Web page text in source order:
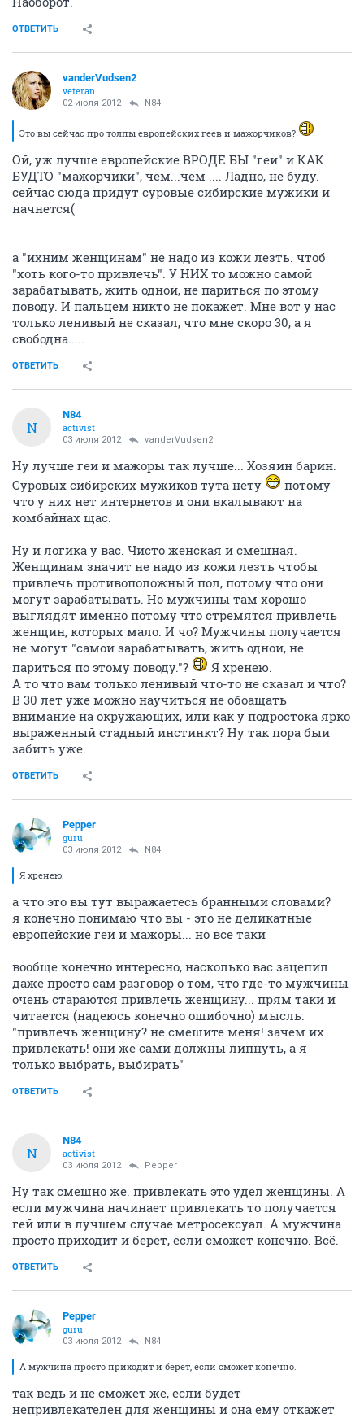
ОТВЕТИТЬ
vanderVudsen2
veteran
02 июля 2012 N84
Это вы сейчас про толпы европейских геев и мажорчиков?
Ой, уж лучше европейские ВРОДЕ БЫ "геи" и КАК
БУДТО "мажорчики", чем...чем .... Ладно, не буду.
сейчас сюда придут суровые сибирские мужики и
начнется(
а "ихним женщинам" не надо из кожи лезть. чтоб
"хоть кого-то привлечь". У НИХ то можно самой
зарабатывать, жить одной, не париться по этому
поводу. И пальцем никто не покажет. Мне вот у нас
только ленивый не сказал, что мне скоро 30, а я
свободна.....
ОТВЕТИТЬ
N
N84
activist
03 июля 2012 vanderVudsen2
Ну лучше геи и мажоры так лучше... Хозяин барин.
Суровых сибирских мужиков тута нету
потому
что у них нет интернетов и они вкалывают на
комбайнах щас.
Ну и логика у вас. Чисто женская и смешная.
Женщинам значит не надо из кожи лезть чтобы
привлечь противоположный пол, потому что они
могут зарабатывать. Но мужчины там хорошо
выглядят именно потому что стремятся привлечь
женщин, которых мало. И чо? Мужчины получается
не могут "самой зарабатывать, жить одной, не
париться по этому поводу."?
Я хренею.
А то что вам только ленивый что-то не сказал и что?
В 30 лет уже можно научиться не обоащать
внимание на окружающих, или как у подростока ярко
выраженный стадный инстинкт? Ну так пора быи
забить уже.
ОТВЕТИТЬ
Pepper
guru
03 июля 2012 N84
Я хренею.
а что это вы тут выражаетесь бранными словами?
я конечно понимаю что вы - это не деликатные
европейские геи и мажоры... но все таки
вообще конечно интересно, насколько вас зацепил
даже просто сам разговор о том, что где-то мужчины
очень стараются привлечь женщину... прям таки и
читается (надеюсь конечно ошибочно) мысль:
"привлечь женщину? не смешите меня! зачем их
привлекать! они же сами должны липнуть, а я
только выбрать, выбирать"
ОТВЕТИТЬ
N
N84
activist
03 июля 2012 Pepper
Ну так смешно же. привлекать это удел женщины. А
если мужчина начинает привлекать то получается
гей или в лучшем случае метросексуал. А мужчина
просто приходит и берет, если сможет конечно. Всё.
ОТВЕТИТЬ
Pepper
guru
03 июля 2012 N84
А мужчина просто приходит и берет, если сможет конечно.
так ведь и не сможет же, если будет
непривлекателен для женщины и она ему откажет